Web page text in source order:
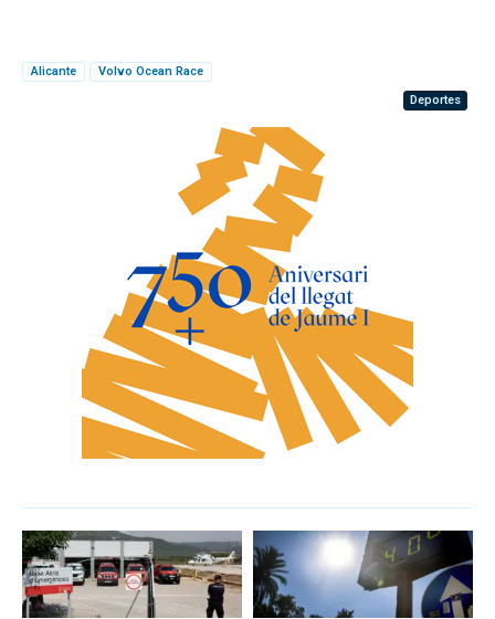
Alicante
Volvo Ocean Race
Deportes